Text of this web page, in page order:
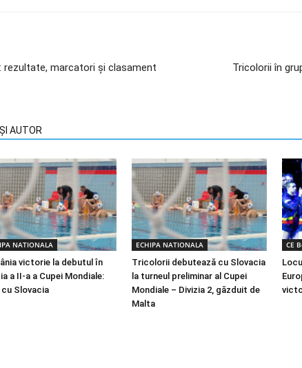
rezultate, marcatori şi clasament
Tricolorii în
AUTOR
NATIONALA
victorie la debutul în
a II-a a Cupei Mondiale:
cu Slovacia
ECHIPA NATIONALA
Tricolorii debutează cu Slovacia
la turneul preliminar al Cupei
Mondiale – Divizia 2, găzduit de
Malta
CE